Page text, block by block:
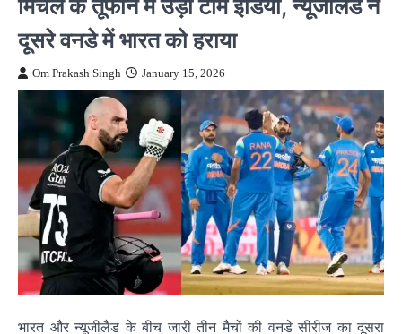
दूसरे वनडे में भारत को हराया
Om Prakash Singh January 15, 2026
भारत और न्यूजीलैंड के बीच जारी तीन मैचों की वनडे सीरीज का दूसरा